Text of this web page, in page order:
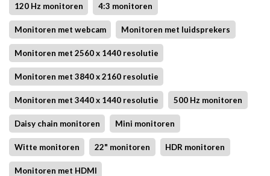
120 Hz monitoren 4:3 monitoren
Monitoren met webcam Monitoren met luidsprekers
Monitoren met 2560 x 1440 resolutie
Monitoren met 3840 x 2160 resolutie
Monitoren met 3440 x 1440 resolutie 500 Hz monitoren
Daisy chain monitoren Mini monitoren
Witte monitoren 22" monitoren HDR monitoren
Monitoren met HDMI